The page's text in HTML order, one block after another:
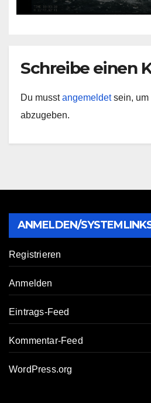
Schreibe einen
Du musstangemeldetsein, um
abzugeben.
ANMELDEN/
Registrieren
Anmelden
Eintrags-Feed
Kommentar-Feed
WordPress.org